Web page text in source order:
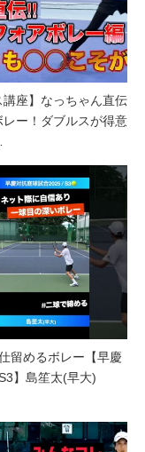
講座】なっちゃん直伝
レー！ダブルスが得意
留めるボレー【早慶
】島笙太(早大)